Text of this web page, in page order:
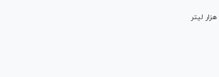
رئیس کل دادگستری هرمزگان گفت: در عملیات پاکسازی نوار ساحلی جزیره قشم از مخازن و جایگاه‌های نگهداری سوخت قاچاق، ۲۰ هزار لیتر